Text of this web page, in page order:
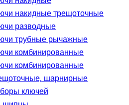
накидные трещоточные
разводные
трубные рычажные
комбинированные
комбинированные
шарнирные
ключей